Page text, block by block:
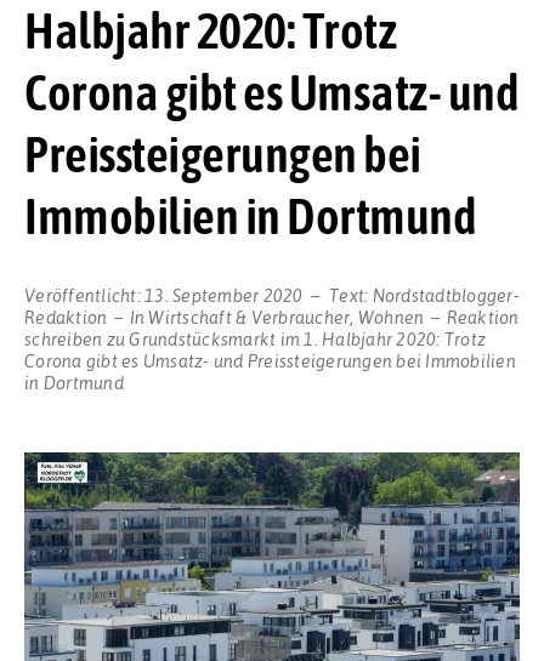
Halbjahr 2020: Trotz
Corona gibt es Umsatz- und
Preissteigerungen bei
Immobilien in Dortmund
Veröffentlicht: 13. September 2020 Text: Nordstadtblogger-
Redaktion
InWirtschaft & Verbraucher, Wohnen
Reaktion
schreiben zu Grundstücksmarkt im 1. Halbjahr 2020: Trotz
Corona gibt es Umsatz- und Preissteigerungen bei Immobilien
in Dortmund